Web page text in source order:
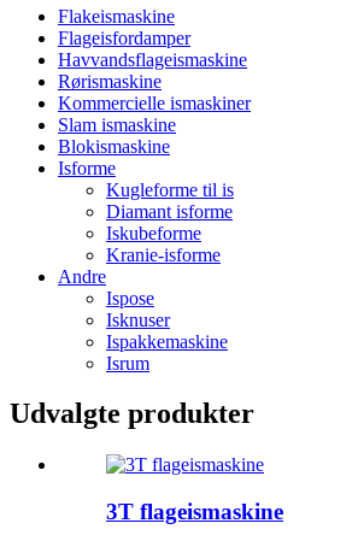
Flakeismaskine
Flageisfordamper
Havvandsflageismaskine
Rørismaskine
Kommercielle ismaskiner
Slam ismaskine
Blokismaskine
Isforme
Kugleforme til is
Diamant isforme
Iskubeforme
Kranie-isforme
Andre
Ispose
Isknuser
Ispakkemaskine
Isrum
Udvalgte produkter
3T flageismaskine